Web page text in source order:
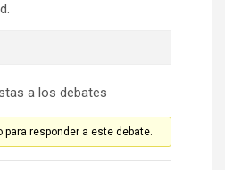
a los debates
para responder a este debate.